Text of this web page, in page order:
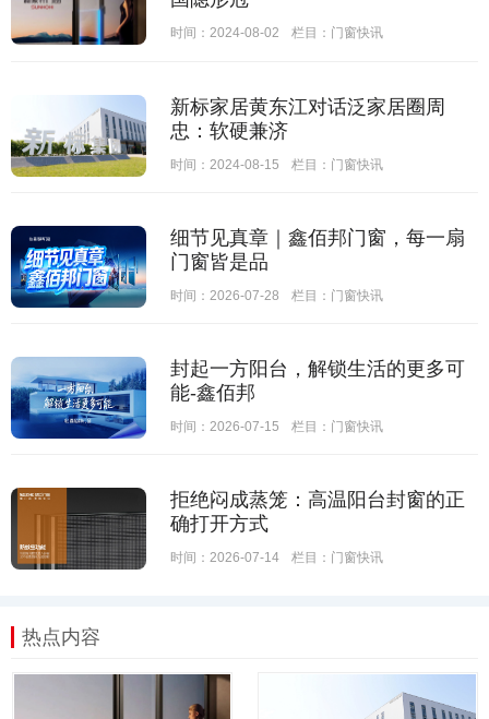
时间：2024-08-02 栏目： 门窗快讯
新标家居黄东江对话泛家居圈周
忠：软硬兼济
时间：2024-08-15 栏目： 门窗快讯
细节见真章｜鑫佰邦门窗，每一扇
门窗皆是品
时间：2026-07-28 栏目： 门窗快讯
封起一方阳台，解锁生活的更多可
能-鑫佰邦
时间：2026-07-15 栏目： 门窗快讯
拒绝闷成蒸笼：高温阳台封窗的正
确打开方式
时间：2026-07-14 栏目： 门窗快讯
热点内容